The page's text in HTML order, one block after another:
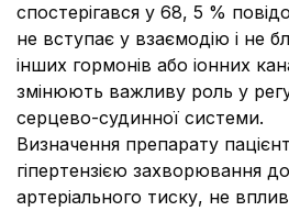
спостерігався у 68, 5 %
не вступає у взаємодію і не
інших гормонів або іонних
змінюють важливу роль у
серцево-судинної системи.
Визначення препарату
гіпертензією захворювання
артеріального тиску, не